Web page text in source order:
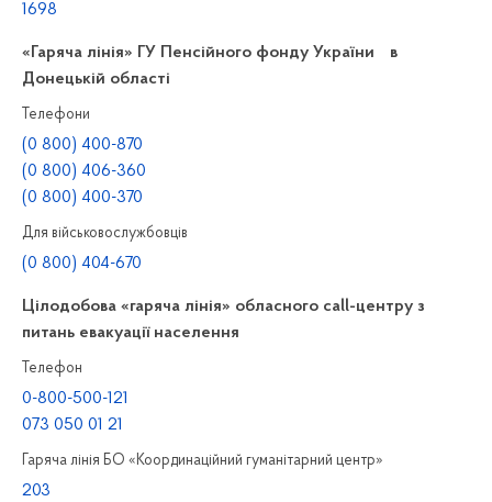
1698
«Гаряча лінія» ГУ Пенсійного фонду України в
Донецькій області
Телефони
(0 800) 400-870
(0 800) 406-360
(0 800) 400-370
Для військовослужбовців
(0 800) 404-670
Цілодобова «гаряча лінія» обласного call-центру з
питань евакуації населення
Телефон
0-800-500-121
073 050 01 21
Гаряча лінія БО «Координаційний гуманітарний центр»
203